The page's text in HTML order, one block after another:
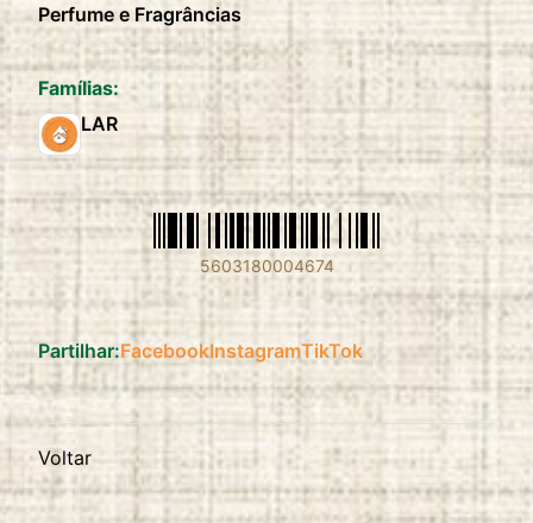
Perfume e Fragrâncias
Famílias:
LAR
5603180004674
Partilhar:FacebookInstagramTikTok
Voltar